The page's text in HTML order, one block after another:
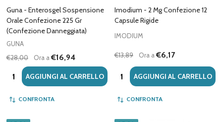
Guna - Enterosgel Sospensione
Orale Confezione 225 Gr
(Confezione Danneggiata)
GUNA
€28,00
Ora a€16,94
Quantità:AGGIUNGI AL CARRELLO
CONFRONTA
Imodium - 2 Mg Confezione 12
Capsule Rigide
IMODIUM
€13,89 Ora a€6,17
Quantità:AGGIUNGI AL CARRELLO
CONFRONTA